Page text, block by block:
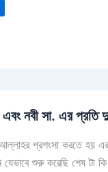
নবী সা. এর প্রতি
প্রশংসা করতে হয়
শুরু করেছি শেষ টা